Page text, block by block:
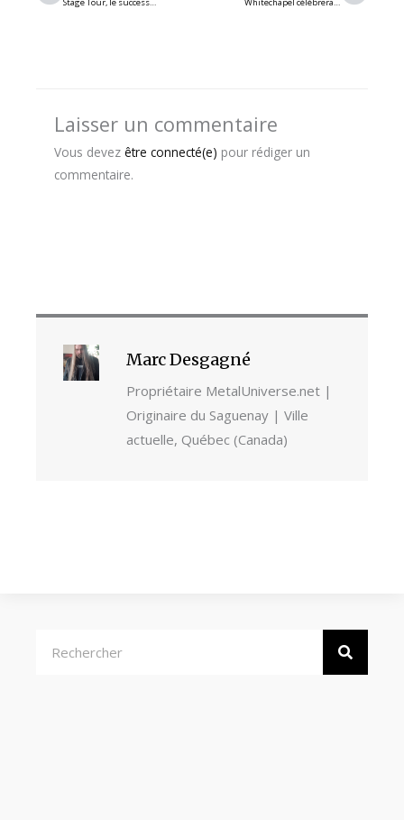
Laisser un commentaire
Vous devez être connecté(e) pour rédiger un
commentaire.
Marc Desgagné
Propriétaire MetalUniverse.net |
Originaire du Saguenay | Ville
actuelle, Québec (Canada)